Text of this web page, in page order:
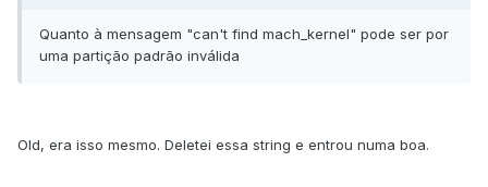
Quanto à mensagem "can't find mach_kernel" pode ser por
uma partição padrão inválida
Old, era isso mesmo. Deletei essa string e entrou numa boa.